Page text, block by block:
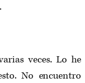
veces. Lo he
No encuentro